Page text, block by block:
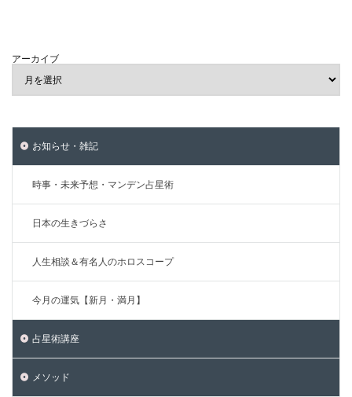
アーカイブ
お知らせ・雑記
時事・未来予想・マンデン占星術
日本の生きづらさ
人生相談＆有名人のホロスコープ
今月の運気【新月・満月】
占星術講座
メソッド